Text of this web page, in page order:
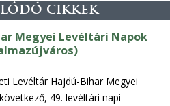
cikkek
Megyei Levéltári Napok
Levéltár Hajdú-Bihar Megyei
49. levéltári napi